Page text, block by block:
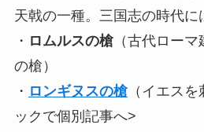
天戟の一種。三国志の時代に
・ ロムルスの槍（古代ローマ
の槍）
・ ロンギヌスの槍（イエスを
ックで個別記事へ>